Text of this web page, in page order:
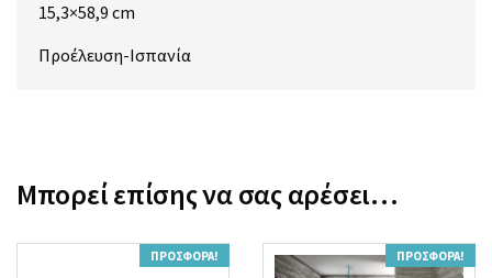
15,3×58,9 cm
Προέλευση-Ισπανία
Μπορεί επίσης να σας αρέσει…
ΠΡΟΣΦΟΡΆ! ΠΡΟΣΦΟΡΆ!